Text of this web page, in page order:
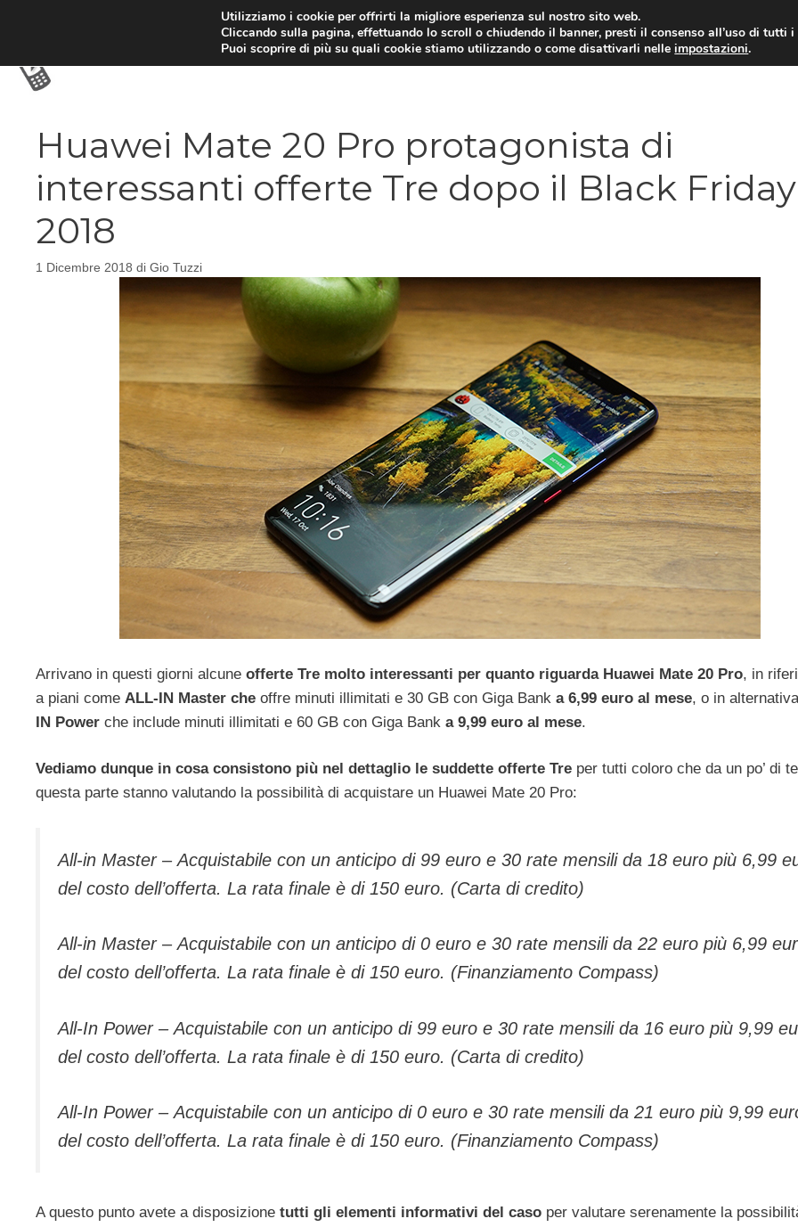
TARIFFE E PROMOZIONI
Huawei Mate 20 Pro protagonista di
interessanti offerte Tre dopo il Black Friday
2018
1 Dicembre 2018 di Gio Tuzzi
Arrivano in questi giorni alcune offerte Tre molto interessanti per quanto riguarda Huawei Mate 20 Pro, in
a piani come ALL-IN Master che offre minuti illimitati e 30 GB con Giga Bank a 6,99 euro al mese, o in
IN Power che include minuti illimitati e 60 GB con Giga Bank a 9,99 euro al mese.
Vediamo dunque in cosa consistono più nel dettaglio le suddette offerte Tre per tutti coloro che da un po’ di
questa parte stanno valutando la possibilità di acquistare un Huawei Mate 20 Pro:
All-in Master – Acquistabile con un anticipo di 99 euro e 30 rate mensili da 18 euro più 6,99
del costo dell’offerta. La rata finale è di 150 euro. (Carta di credito)
All-in Master – Acquistabile con un anticipo di 0 euro e 30 rate mensili da 22 euro più 6,99
del costo dell’offerta. La rata finale è di 150 euro. (Finanziamento Compass)
All-In Power – Acquistabile con un anticipo di 99 euro e 30 rate mensili da 16 euro più 9,99
del costo dell’offerta. La rata finale è di 150 euro. (Carta di credito)
All-In Power – Acquistabile con un anticipo di 0 euro e 30 rate mensili da 21 euro più 9,99
del costo dell’offerta. La rata finale è di 150 euro. (Finanziamento Compass)
A questo punto avete a disposizione tutti gli elementi informativi del caso per valutare serenamente la
Utilizziamo i cookie per offrirti la migliore esperienza sul nostro sito web.
Cliccando sulla pagina, effettuando lo scroll o chiudendo il banner, presti il consenso all’uso di tutti
Puoi scoprire di più su quali cookie stiamo utilizzando o come disattivarli nelleimpostazioni.